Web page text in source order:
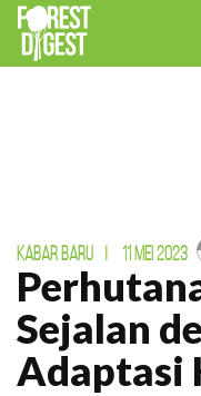
KABAR BARU 11 MEI 2023
Sejalan
Adaptasi